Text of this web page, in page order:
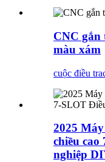
CNC gắn
màu xám
cuộc điều tra
2025
chiều
nghiệp